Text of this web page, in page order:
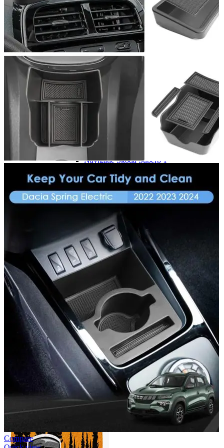
Navigație Mercedes W204
Navigație Mercedes W211
Navigație Mercedes Sprinter
Passat
Navigație Passat B5
Navigație Passat B5 5
Navigație Passat B6
Navigație Passat B7
Navigație Passat B8
Navigație Passat CC
Skoda
Navigație Skoda Fabia 1
Navigație Skoda Fabia 2
Navigație Skoda Octavia 1
Navigație Skoda Octavia 2
Navigație Skoda Octavia 3
Navigație Skoda Rapid
Navigație Skoda Superb 1
Navigație Toyota Avensis T25
Portbagaj Plafon Auto
Sub 350 Litri
Peste 350 Litri
Accesorii auto masina
Accesorii Dacia Duster 3
Accesorii Duster 2
Accesorii Dacia Jogger
Parfum masina
Copertine auto
Incalzitor diesel
Antifurt masina
Blog
Despre Noi
Compare